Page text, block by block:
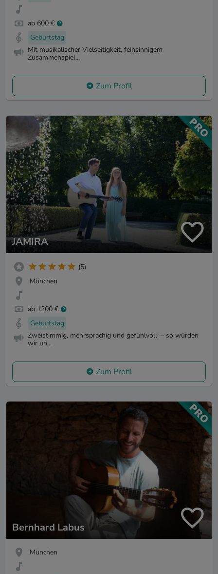
ab 600 €
Geburtstag
Mit musikalischer Vielseitigkeit, feinsinnigem
Zusammenspiel...
Zum Profil
JAMIRA
(5)
München
ab 1200 €
Geburtstag
Zweistimmig, mehrsprachig und gefühlvoll! – so würden
wir un...
Zum Profil
Bernhard Labus
München